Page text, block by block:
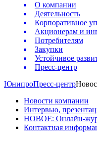
О компании
Деятельность
Корпоративное
Акционерам и
Потребителям
Закупки
Устойчивое
Пресс-центр
ЮнипроПресс-центр
Новости компании
Интервью,
НОВОЕ: Онлайн-
Контактная